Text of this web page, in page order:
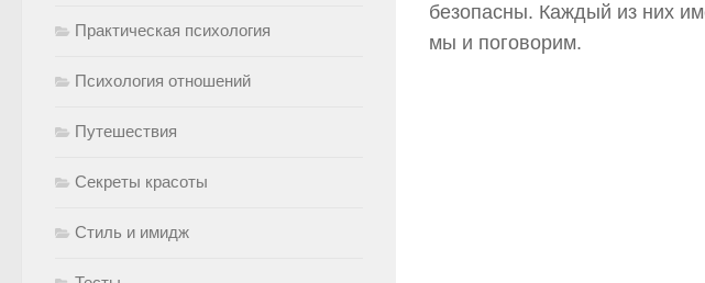
безопасны. Каждый из них
мы и поговорим.
Практическая психология
Психология отношений
Путешествия
Секреты красоты
Стиль и имидж